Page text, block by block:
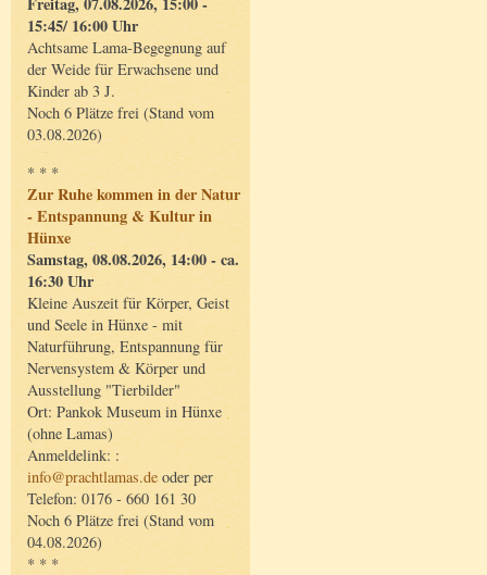
15:45/ 16:00 Uhr
Achtsame Lama-Begegnung auf
der Weide für Erwachsene und
Kinder ab 3 J.
Noch 6 Plätze frei (Stand vom
03.08.2026)
* * *
Zur Ruhe kommen in der Natur
- Entspannung & Kultur in
Hünxe
Samstag, 08.08.2026, 14:00 - ca.
16:30 Uhr
Kleine Auszeit für Körper, Geist
und Seele in Hünxe - mit
Naturführung, Entspannung für
Nervensystem & Körper und
Ausstellung "Tierbilder"
Ort: Pankok Museum in Hünxe
(ohne Lamas)
Anmeldelink: :
info@prachtlamas.de oder per
Telefon: 0176 - 660 161 30
Noch 6 Plätze frei (Stand vom
04.08.2026)
* * *